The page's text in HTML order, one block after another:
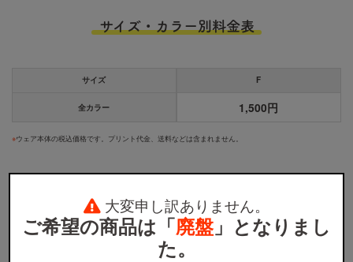
サイズ・カラー別料金表
サイズ F
全カラー 1,500円
※ウェア本体の税込価格です。プリント代金、送料などは含まれません。
カラー展開
大変申し訳ありません。
ご希望の商品は「廃盤」となりまし
た。